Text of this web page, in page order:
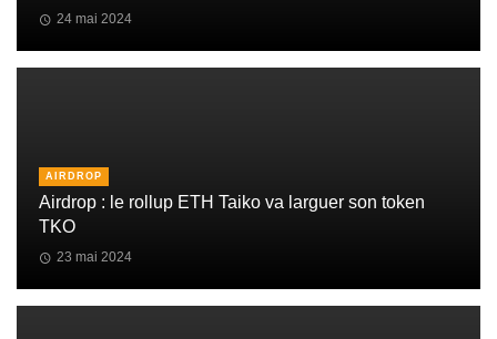
24 mai 2024
AIRDROP
Airdrop : le rollup ETH Taiko va larguer son token
TKO
23 mai 2024